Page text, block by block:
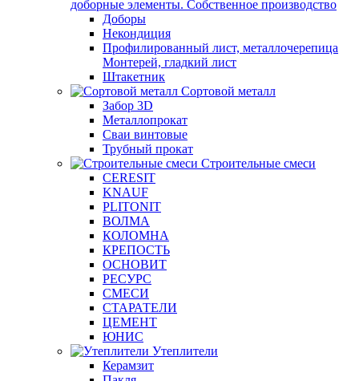
доборные элементы. Собственное производство
Доборы
Некондиция
Профилированный лист, металлочерепица
Монтерей, гладкий лист
Штакетник
Сортовой металл
Забор 3D
Металлопрокат
Сваи винтовые
Трубный прокат
Строительные смеси
CERESIT
KNAUF
PLITONIT
ВОЛМА
КОЛОМНА
КРЕПОСТЬ
ОСНОВИТ
РЕСУРС
СМЕСИ
СТАРАТЕЛИ
ЦЕМЕНТ
ЮНИС
Утеплители
Керамзит